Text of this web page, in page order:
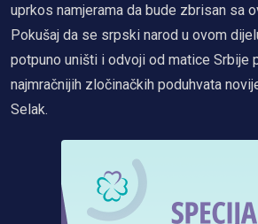
uprkos namjerama da bude zbrisan sa
Pokušaj da se srpski narod u ovom
potpuno uništi i odvoji od matice Srbije
najmračnijih zločinačkih poduhvata
Selak.